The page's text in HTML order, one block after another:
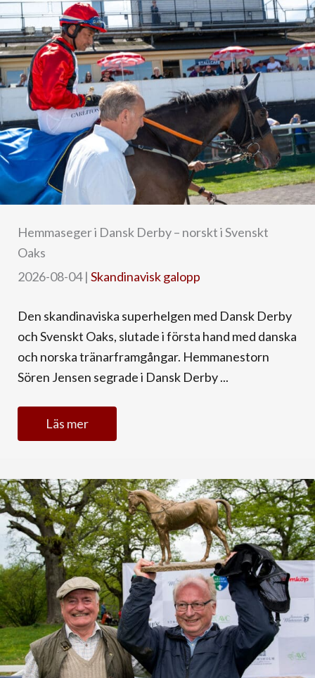
Hemmaseger i Dansk Derby – norskt i Svenskt
Oaks
2026-08-04| Skandinavisk galopp
Den skandinaviska superhelgen med Dansk Derby
och Svenskt Oaks, slutade i första hand med danska
och norska tränarframgångar. Hemmanestorn
Sören Jensen segrade i Dansk Derby ...
Läs mer